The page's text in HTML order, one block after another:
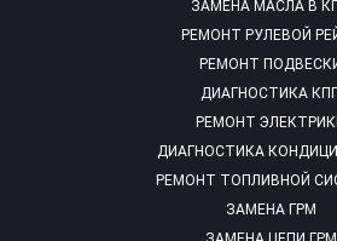
ЗАМЕНА МАСЛА В
РЕМОНТ РУЛЕВОЙ
РЕМОНТ
ДИАГНОСТИКА КПП
РЕМОНТ
ДИАГНОСТИКА
РЕМОНТ ТОПЛИВНОЙ
ЗАМЕНА ГРМ